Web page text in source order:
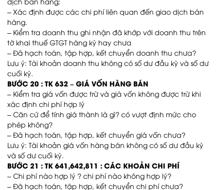
– Xác định được các chi phí liên quan đến giao dịch bán
hàng.
– Kiểm tra doanh thu ghi nhận đã khớp với doanh thu trên
tờ khai thuế GTGT hàng kỳ hay chưa
– Đã hạch toán, tập hợp, kết chuyển doanh thu chưa?
Lưu ý: Tài khoản doanh thu không có số dư đầu kỳ và số dư
cuối kỳ.
BƯỚC 20 : TK 632 – GIÁ VỐN HÀNG BÁN
– Kiểm tra giá vốn được trừ và giá vốn không được trừ khi
xác định chi phí hợp lý
– Căn cứ để tính giá thành là gì? có vượt định mức cho
phép không?
– Đã hạch toán, tập hợp, kết chuyển giá vốn chưa?
Lưu ý: Tài khoản giá vốn hàng bán không có số dư đầu kỳ
và số dư cuối kỳ.
BƯỚC 21 : TK 641,642,811 : CÁC KHOẢN CHI PHÍ
– Chi phí nào hợp lý ? chi phí nào không hợp lý?
– Đã hạch toán, tập hợp, kết chuyển chi phí chưa?